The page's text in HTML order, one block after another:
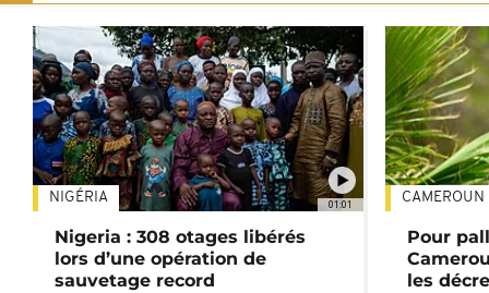
01:01
NIGÉRIA
Nigeria : 308 otages libérés
lors d’une opération de
sauvetage record
CAMEROUN
Pour
les